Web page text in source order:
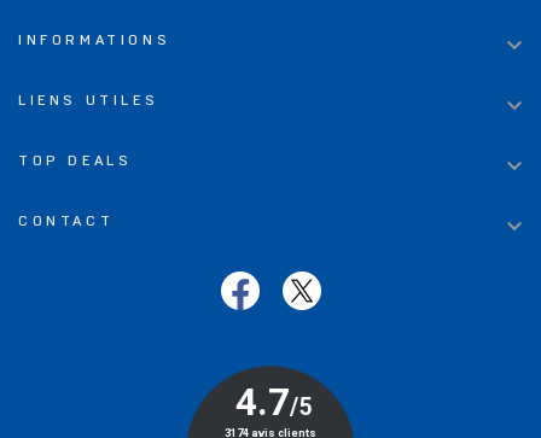
INFORMATIONS 
LIENS UTILES 
TOP DEALS 
CONTACT 